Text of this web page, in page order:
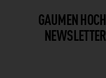
GAUMEN HOCH
NEWSLETTER